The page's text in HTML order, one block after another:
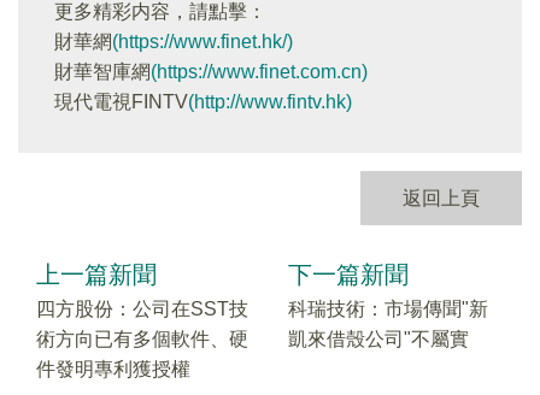
更多精彩内容，請點擊：
財華網(https://www.finet.hk/)
財華智庫網(https://www.finet.com.cn)
現代電視FINTV(http://www.fintv.hk)
返回上頁
上一篇新聞
四方股份：公司在SST技
術方向已有多個軟件、硬
件發明專利獲授權
下一篇新聞
科瑞技術：市場傳聞"新
凱來借殼公司"不屬實